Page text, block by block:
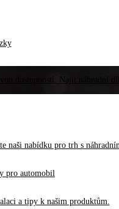
dostupností. Najít náhradní
naši nabídku pro trh s
pro automobil
a tipy k našim produktům.